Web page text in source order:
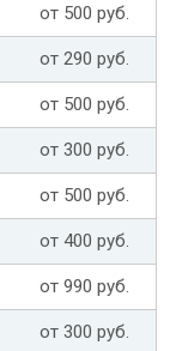
от 500 руб.
от 290 руб.
от 500 руб.
от 300 руб.
от 500 руб.
от 400 руб.
от 990 руб.
от 300 руб.